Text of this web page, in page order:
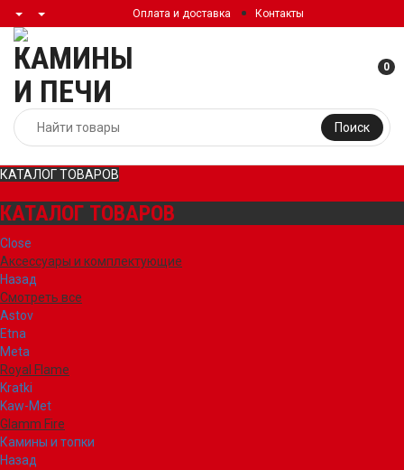
Оплата и доставка Контакты
Поиск
0
КАТАЛОГ ТОВАРОВ
КАТАЛОГ ТОВАРОВ
Close
Аксессуары и комплектующие
Назад
Смотреть все
Astov
Etna
Meta
Royal Flame
Kratki
Kaw-Met
Glamm Fire
Камины и топки
Назад